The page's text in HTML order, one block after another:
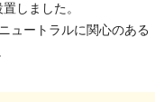
しました。
ュートラルに関心のある